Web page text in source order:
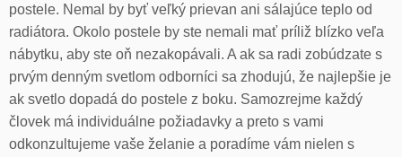
postele. Nemal by byť veľký prievan ani sálajúce teplo od
radiátora. Okolo postele by ste nemali mať príliž blízko veľa
nábytku, aby ste oň nezakopávali. A ak sa radi zobúdzate s
prvým denným svetlom odborníci sa zhodujú, že najlepšie je
ak svetlo dopadá do postele z boku. Samozrejme každý
človek má individuálne požiadavky a preto s vami
odkonzultujeme vaše želanie a poradíme vám nielen s